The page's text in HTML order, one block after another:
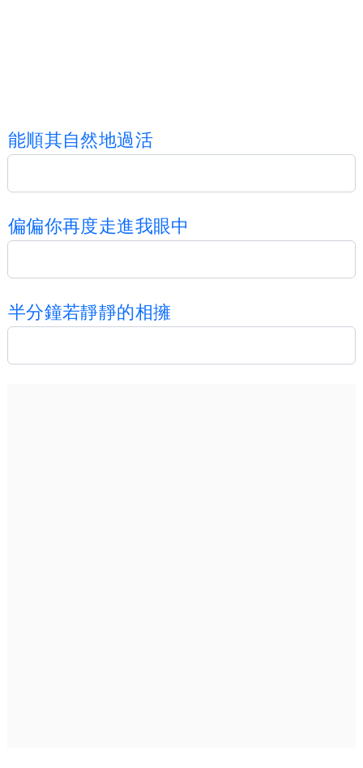
能順其自然地過活
偏偏你再度走進我眼中
半分鐘若靜靜的相擁